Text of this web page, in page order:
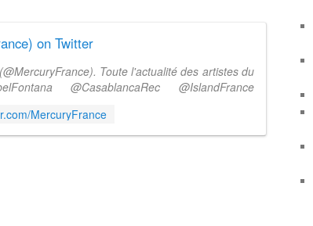
on Twitter
Toute l'actualité des artistes du
@CasablancaRec @IslandFrance
MercuryFrance